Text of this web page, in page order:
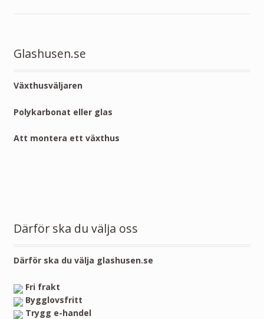
Glashusen.se
Växthusväljaren
Polykarbonat eller glas
Att montera ett växthus
Därför ska du välja oss
Därför ska du välja glashusen.se
Fri frakt
Bygglovsfritt
Trygg e-handel